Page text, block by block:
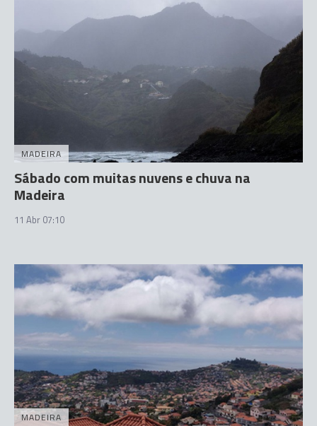
MADEIRA
Sábado com muitas nuvens e chuva na
Madeira
11 Abr 07:10
MADEIRA